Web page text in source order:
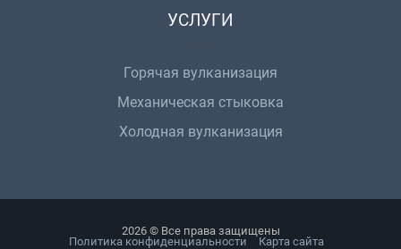
УСЛУГИ
Горячая вулканизация
Механическая стыковка
Холодная вулканизация
2026 © Все права защищены
Политика конфиденциальности
Карта сайта